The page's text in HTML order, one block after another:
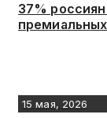
37%
15 мая, 2026